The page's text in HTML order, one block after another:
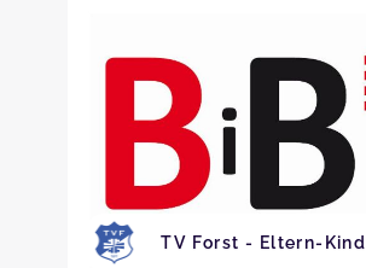
TV Forst - Eltern-Kind